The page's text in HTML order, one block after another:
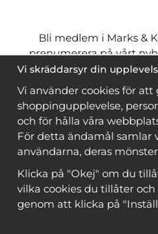
Bli medlem i Marks &
prenumerera på vårt
ner många mönster
när du handlar garn till
ärgratis när
Bli
Vi skräddarsyr din
Vi använder cookies för att
shoppingupplevelse,
och för hålla våra
För detta ändamål samlar
användarna, deras
Klicka på "Okej" om du
vilka cookies du tillåter
genom att klicka på